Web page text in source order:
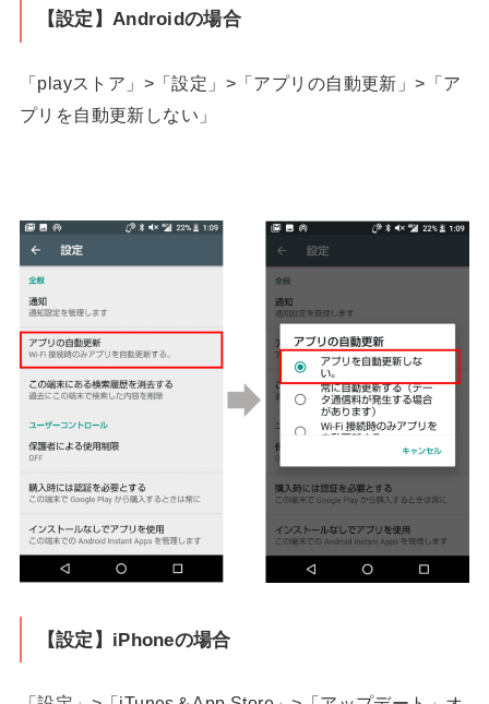
【設定】Androidの場合
「playストア」>「設定」>「アプリの自動更新」>「ア
プリを自動更新しない」
【設定】iPhoneの場合